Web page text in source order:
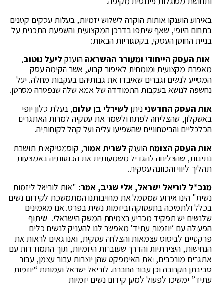
באירוע הוענקו אותות הוקרה לשלוש יזמיות, בעלות עסקים קטנים
בתחום היופי, שאף שיתפו בדרכן המקצועית והשפעת התכנית על
בניית החוסן העסקי, בקטגוריות הבאות:
אות העסק הייחודי ומעורר ההשראההוענק ליעל נוטוב,
מאפרת מקצועית ומומחית לאיפור קבוע, אשר הקימה עסק
המסייע לנשים וגברים שאיבדו את גבותיהם בעקבות מחלה. יעל
נחשפה לנושא בעקבות התמודדה של אמא שלה שנפטרה מסרטן.
אות העסק החדשניניתן לשירלי בן שלום, בעלת סלון יופי
באשקלון, שהצליחה לפתח ולשמר את עסקיה למרות האתגרים
הכלכליים והביטחוניים שהשפיעו עליה ועל קהל לקוחותיה.
אות העסק הצומחהוענק לשרית אמור, קוסמטיקאית תושבת
נתיבות, שהצליחה להגדיל משמעותית את הכנסותיה באמצעות
תהליך ליווי והכוונה עסקית.
מנכ”ל לוריאל ישראל, אלי שגיב, אמר: "אות לוריאל ליזמות
נשית" הינו אירוע שמסמל את מחויבותנו המתמשכת לקידום נשים
בכלל ולתמיכה בתעסוקה וביזמות נשית בפרט. אנו מאמינים
שלנשים יש תפקיד מכריע בצמיחת המשק הישראלי. שיתוף
הפעולה עם ‘יוזמות עתיד’ מאפשר לנו להעניק לנשים כלים
פרקטיים לביסוס עצמאות והצלחה עסקית, ואנו גאים לראות את
הנחישות, היצירתיות והדרך שעוברות היזמיות, תוך התמודדות עם
אתגרים מורכבים, ואת האימפקט שהן יוצרות עבור עצמן, עבור
סביבתן הקרובה וכן עבור החברה. לוריאל ישראל ועמותת “יוזמות
עתיד” ימשיכו לפעול למען קידום נשים יזמיות